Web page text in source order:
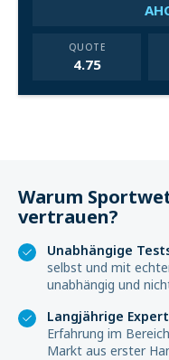
QUOTE
4.75
Warum
vertrauen?
Unabhängige
selbst und mit
unabhängig und
Langjährige
Erfahrung im
Markt aus erster